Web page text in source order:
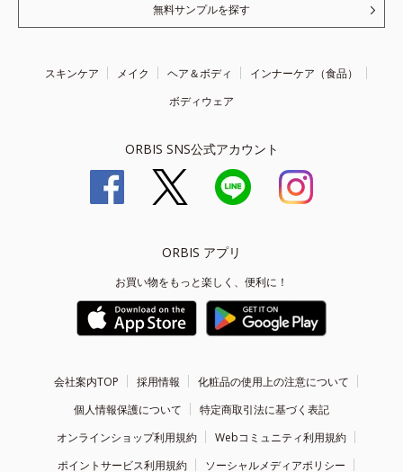
無料サンプルを探す
スキンケア メイク ヘア＆ボディ
インナーケア（食品）
ボディウェア
ORBIS SNS公式アカウント
ORBIS アプリ
お買い物をもっと楽しく、便利に！
会社案内TOP 採用情報
化粧品の使用上の注意について
個人情報保護について
特定商取引法に基づく表記
オンラインショップ利用規約
Webコミュニティ利用規約
ポイントサービス利用規約
ソーシャルメディアポリシー